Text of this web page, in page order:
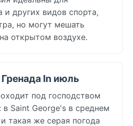
и других видов спорта,
но могут мешать
открытом воздухе.
In июль
под господством
в Saint George's в среднем
такая же серая погода